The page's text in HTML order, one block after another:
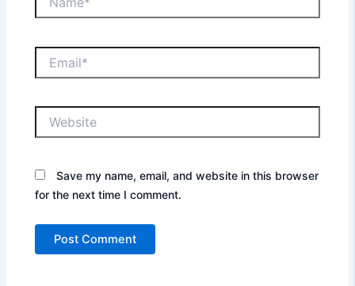
Save my name, email, and website in this browser
for the next time I comment.